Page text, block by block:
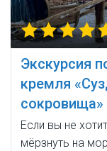
Экскурсия
кремля
сокровища»
Если вы не
мёрзнуть на